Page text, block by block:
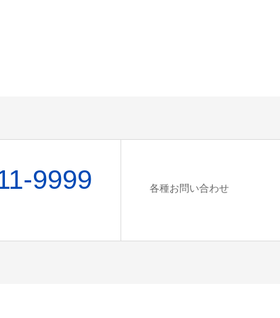
9999 各種お問い合わせ